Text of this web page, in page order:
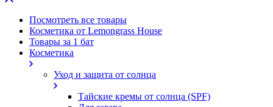
Посмотреть все товары
Косметика от Lemongrass House
Товары за 1 бат
Косметика
Уход и защита от солнца
Тайские кремы от солнца (SPF)